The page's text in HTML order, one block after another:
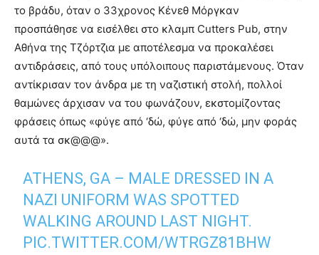
το βράδυ, όταν ο 33χρονος Κένεθ Μόργκαν
προσπάθησε να εισέλθει στο κλαμπ Cutters Pub, στην
Αθήνα της Τζόρτζια με αποτέλεσμα να προκαλέσει
αντιδράσεις, από τους υπόλοιπους παριστάμενους. Όταν
αντίκρισαν τον άνδρα με τη ναζιστική στολή, πολλοί
θαμώνες άρχισαν να του φωνάζουν, εκστομίζοντας
φράσεις όπως «φύγε από ‘δώ, φύγε από ‘δώ, μην φοράς
αυτά τα σκ@@@».
ATHENS, GA – MALE DRESSED IN A
NAZI UNIFORM WAS SPOTTED
WALKING AROUND LAST NIGHT.
PIC.TWITTER.COM/WTRGZ81BHW